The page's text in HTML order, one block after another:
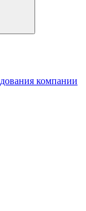
компании